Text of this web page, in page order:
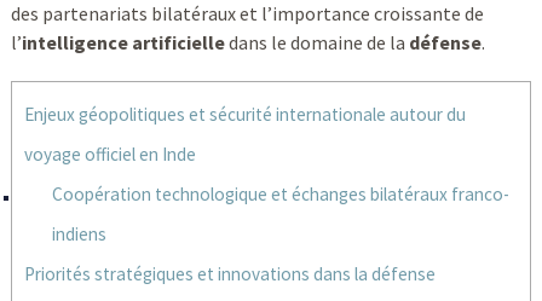
des partenariats bilatéraux et l’importance croissante de
l’intelligence artificielledans le domaine de la défense.
Enjeux géopolitiques et sécurité internationale autour du
voyage officiel en Inde
Coopération technologique et échanges bilatéraux franco-
indiens
Priorités stratégiques et innovations dans la défense